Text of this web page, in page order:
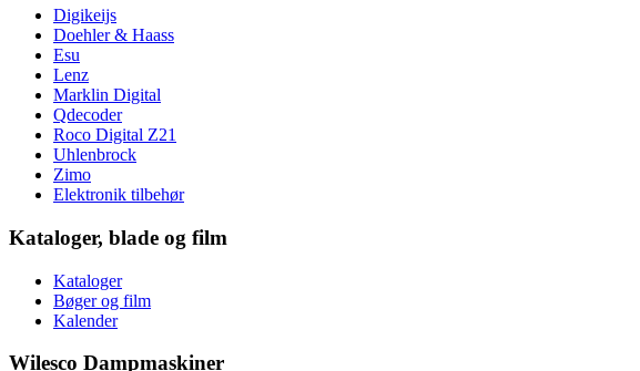
Digikeijs
Doehler & Haass
Esu
Lenz
Marklin Digital
Qdecoder
Roco Digital Z21
Uhlenbrock
Zimo
Elektronik tilbehør
Kataloger, blade og film
Kataloger
Bøger og film
Kalender
Wilesco Dampmaskiner